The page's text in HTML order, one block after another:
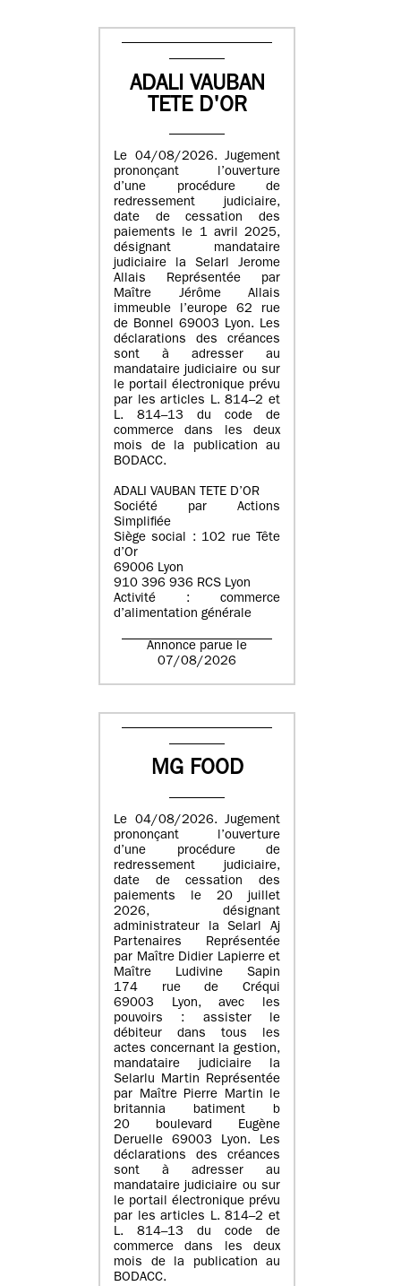
ADALI VAUBAN
TETE D'OR
Le 04/08/2026. Jugement
prononçant l’ouverture
d’une procédure de
redressement judiciaire,
date de cessation des
paiements le 1 avril 2025,
désignant mandataire
judiciaire la Selarl Jerome
Allais Représentée par
Maître Jérôme Allais
immeuble l’europe 62 rue
de Bonnel 69003 Lyon. Les
déclarations des créances
sont à adresser au
mandataire judiciaire ou sur
le portail électronique prévu
par les articles L. 814–2 et
L. 814–13 du code de
commerce dans les deux
mois de la publication au
BODACC.
ADALI VAUBAN TETE D’OR
Société par Actions
Simplifiée
Siège social : 102 rue Tête
d’Or
69006 Lyon
910 396 936 RCS Lyon
Activité : commerce
d’alimentation générale
Annonce parue le
07/08/2026
MG FOOD
Le 04/08/2026. Jugement
prononçant l’ouverture
d’une procédure de
redressement judiciaire,
date de cessation des
paiements le 20 juillet
2026, désignant
administrateur la Selarl Aj
Partenaires Représentée
par Maître Didier Lapierre et
Maître Ludivine Sapin
174 rue de Créqui
69003 Lyon, avec les
pouvoirs : assister le
débiteur dans tous les
actes concernant la gestion,
mandataire judiciaire la
Selarlu Martin Représentée
par Maître Pierre Martin le
britannia batiment b
20 boulevard Eugène
Deruelle 69003 Lyon. Les
déclarations des créances
sont à adresser au
mandataire judiciaire ou sur
le portail électronique prévu
par les articles L. 814–2 et
L. 814–13 du code de
commerce dans les deux
mois de la publication au
BODACC.